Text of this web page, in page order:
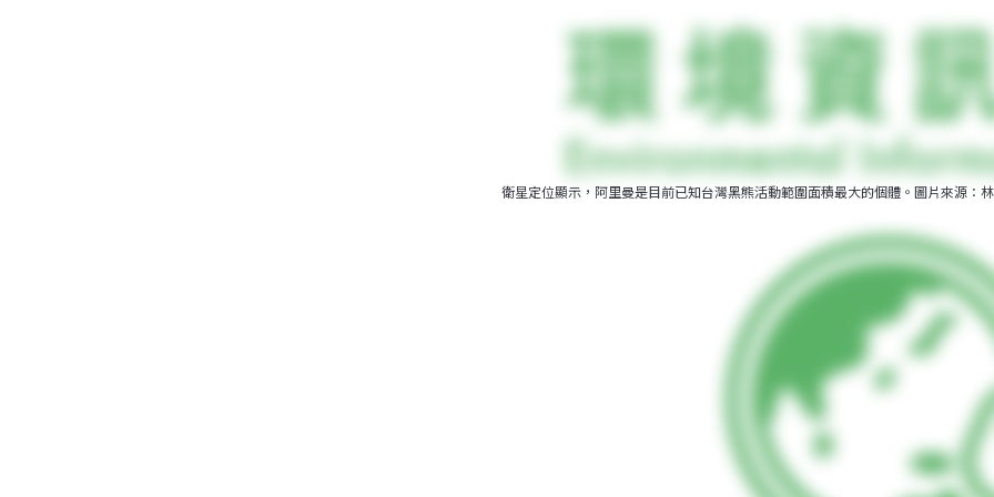
衛星定位顯示，阿里曼是目前已知台灣黑熊活動範圍面積最大的個體。圖片來源：